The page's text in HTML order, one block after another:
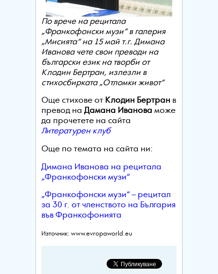
По врече на рецитала
„Франкофонски музи“ в галерия
„Мисията“ на 15 май т.г. Димана
Иванова чете свои преводи на
български език на творби от
Клодин Бертран, излезли в
стихосбирката „Отломки живот“
Още стихове от Клодин Бертранв
превод на Дамана Иванова може
да прочетете на сайта
Литературен клуб
Още по темата на сайта ни:
Димана Иванова на рецитала
„Франкофонски музи“
„Франкофонски музи“ – рецитал
за 30 г. от членството на България
във Франкофонията
Източник: www.evropaworld.eu